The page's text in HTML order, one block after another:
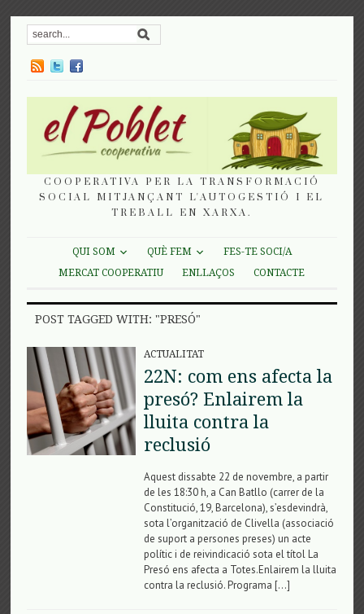
COOPERATIVA PER LA TRANSFORMACIÓ
SOCIAL MITJANÇANT L'AUTOGESTIÓ I EL
TREBALL EN XARXA.
QUI SOM QUÈ FEM
FES-TE SOCI/A
MERCAT COOPERATIU
ENLLAÇOS CONTACTE
POST TAGGED WITH: "PRESÓ"
ACTUALITAT
22N: com ens afecta la
presó? Enlairem la
lluita contra la
reclusió
Aquest dissabte 22 de novembre, a partir
de les 18:30 h, a Can Batllo (carrer de la
Constitució, 19, Barcelona), s’esdevindrà,
sota l’organització de Clivella (associació
de suport a persones preses) un acte
polític i de reivindicació sota el títol La
Presó ens afecta a Totes.Enlairem la lluita
contra la reclusió. Programa […]